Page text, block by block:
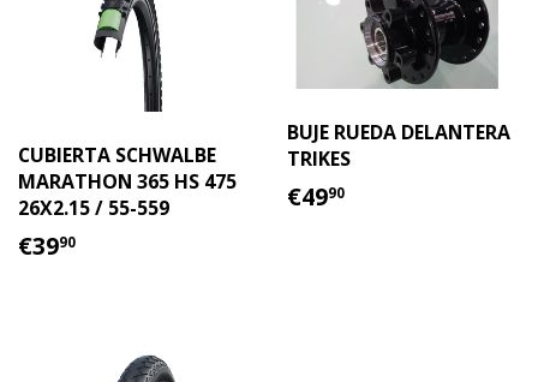
CUBIERTA SCHWALBE
MARATHON 365 HS 475
26X2.15 / 55-559
PRECIO
€3990
BUJE RUEDA DELANTERA
TRIKES
PRECIO
€4990